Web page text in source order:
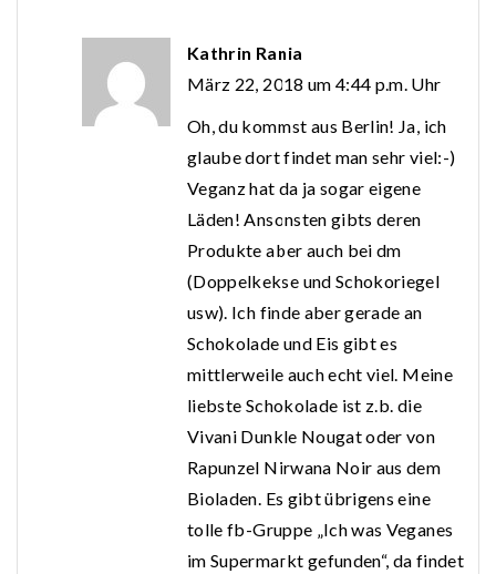
Kathrin Rania
März 22, 2018 um 4:44 p.m. Uhr
Oh, du kommst aus Berlin! Ja, ich
glaube dort findet man sehr viel:-)
Veganz hat da ja sogar eigene
Läden! Ansonsten gibts deren
Produkte aber auch bei dm
(Doppelkekse und Schokoriegel
usw). Ich finde aber gerade an
Schokolade und Eis gibt es
mittlerweile auch echt viel. Meine
liebste Schokolade ist z.b. die
Vivani Dunkle Nougat oder von
Rapunzel Nirwana Noir aus dem
Bioladen. Es gibt übrigens eine
tolle fb-Gruppe „Ich was Veganes
im Supermarkt gefunden“, da findet